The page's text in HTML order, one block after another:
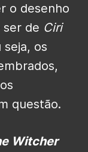
o desenho
de Ciri
seja, os
questão.
Witcher